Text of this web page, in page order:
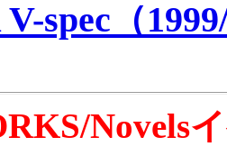
spec（
Novels